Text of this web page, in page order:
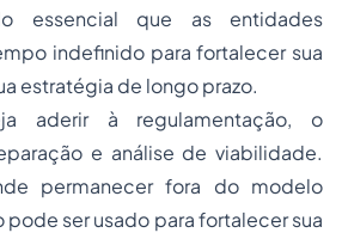
essencial que as entidades
indefinido para fortalecer sua
estratégia de longo prazo.
aderir à regulamentação, o
e análise de viabilidade.
permanecer fora do modelo
ser usado para fortalecer sua